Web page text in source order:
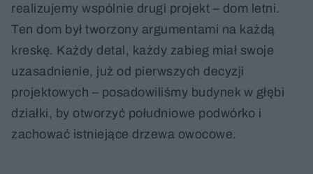
realizujemy wspólnie drugi projekt – dom letni.
Ten dom był tworzony argumentami na każdą
kreskę. Każdy detal, każdy zabieg miał swoje
uzasadnienie, już od pierwszych decyzji
projektowych – posadowiliśmy budynek w głębi
działki, by otworzyć południowe podwórko i
zachować istniejące drzewa owocowe.